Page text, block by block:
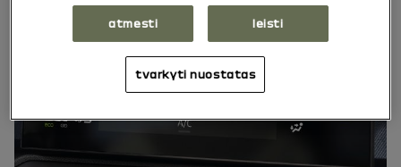
atmesti leisti
tvarkyti nuostatas